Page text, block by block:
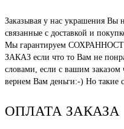
Заказывая у нас украшения Вы
связанные с доставкой и
Мы гарантируем
ЗАКАЗ если что то Вам не
словами, если с вашим заказом
вернем Вам деньги:-) Но такие
ОПЛАТА ЗАКАЗА